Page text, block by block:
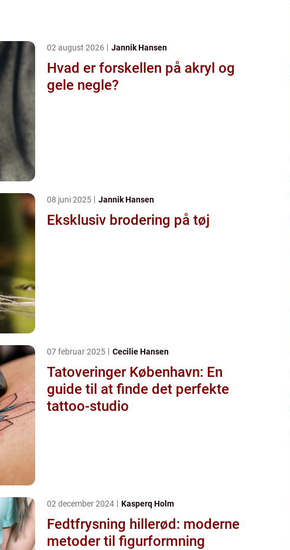
02 august 2026 Jannik Hansen
Hvad er forskellen på akryl og
gele negle?
08 juni 2025 Jannik Hansen
Eksklusiv brodering på tøj
07 februar 2025 Cecilie Hansen
Tatoveringer København: En
guide til at finde det perfekte
tattoo-studio
02 december 2024 Kasperq Holm
Fedtfrysning hillerød: moderne
metoder til figurformning